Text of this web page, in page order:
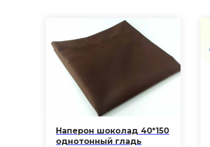
Наперон шоколад 40*150
однотонный гладь